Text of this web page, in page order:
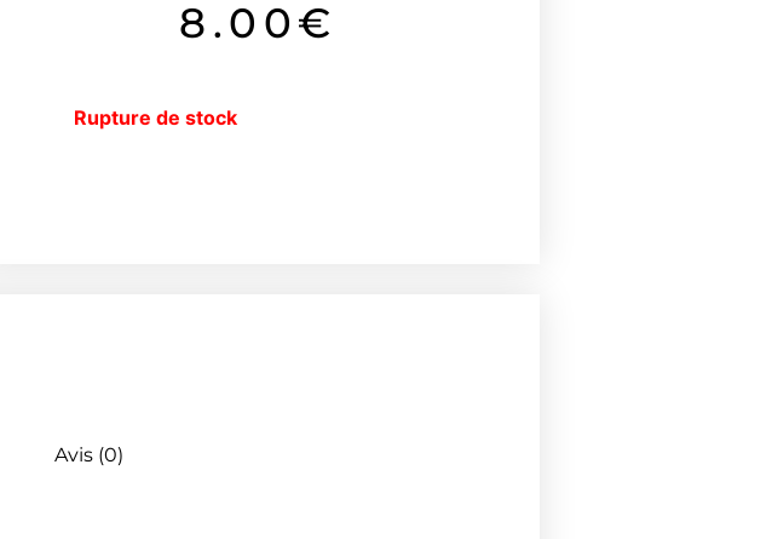
8.00€
Rupture de stock
Avis (0)